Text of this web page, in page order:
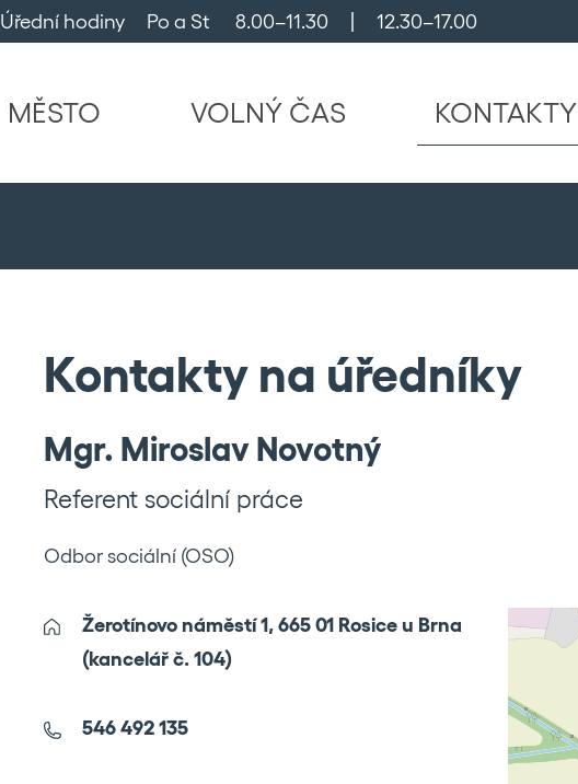
Úřední hodiny     Po a St      8.00–11.30     |     12.30–17.00
MĚSTO VOLNÝ ČAS KONTAKTY
Kontakty na úředníky
Mgr. Miroslav Novotný
Referent sociální práce
Odbor sociální (OSO)
Žerotínovo náměstí 1, 665 01 Rosice u Brna
(kancelář č. 104)
546 492 135